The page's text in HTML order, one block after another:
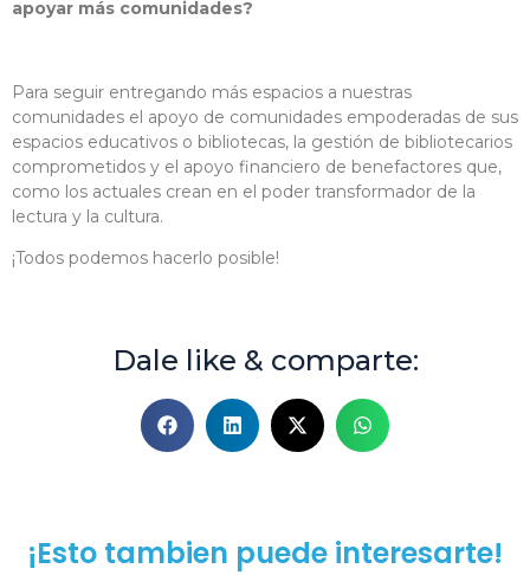
apoyar más comunidades?
Para seguir entregando más espacios a nuestras
comunidades el apoyo de comunidades empoderadas de sus
espacios educativos o bibliotecas, la gestión de bibliotecarios
comprometidos y el apoyo financiero de benefactores que,
como los actuales crean en el poder transformador de la
lectura y la cultura.
¡Todos podemos hacerlo posible!
Dale like & comparte:
¡Esto tambien puede interesarte!